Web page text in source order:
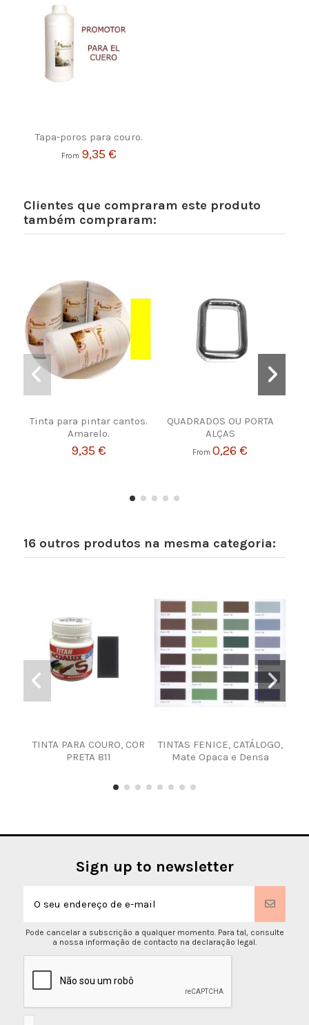
Tapa-poros para couro.
From 9,35 €
Clientes que compraram este produto
também compraram:
Tinta para pintar cantos.
Amarelo.
9,35 €
QUADRADOS OU PORTA
ALÇAS
From0,26 €
16 outros produtos na mesma categoria:
TINTA PARA COURO, COR
PRETA 811
TINTAS FENICE, CATÁLOGO,
Mate Opaca e Densa
Sign up to newsletter
Pode cancelar a subscrição a qualquer momento. Para tal, consulte
a nossa informação de contacto na declaração legal.